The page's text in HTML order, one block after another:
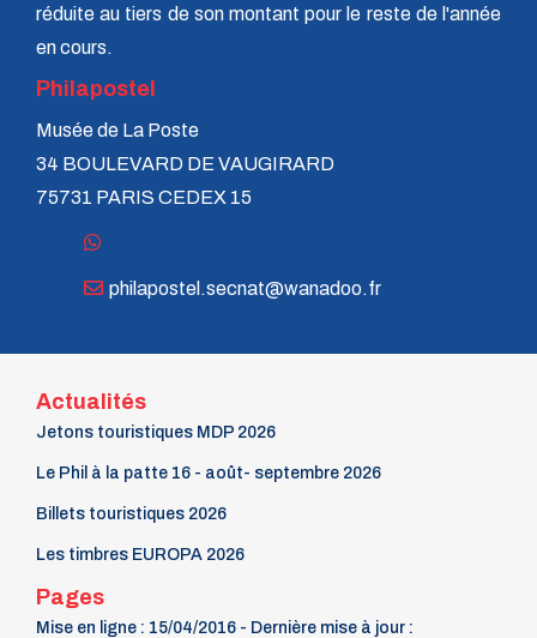
réduite au tiers de son montant pour le reste de l'année
en cours.
Philapostel
Musée de La Poste
34 BOULEVARD DE VAUGIRARD
75731 PARIS CEDEX 15
philapostel.secnat@wanadoo.fr
Actualités
Jetons touristiques MDP 2026
Le Phil à la patte 16 - août- septembre 2026
Billets touristiques 2026
Les timbres EUROPA 2026
Pages
Mise en ligne : 15/04/2016 - Dernière mise à jour :